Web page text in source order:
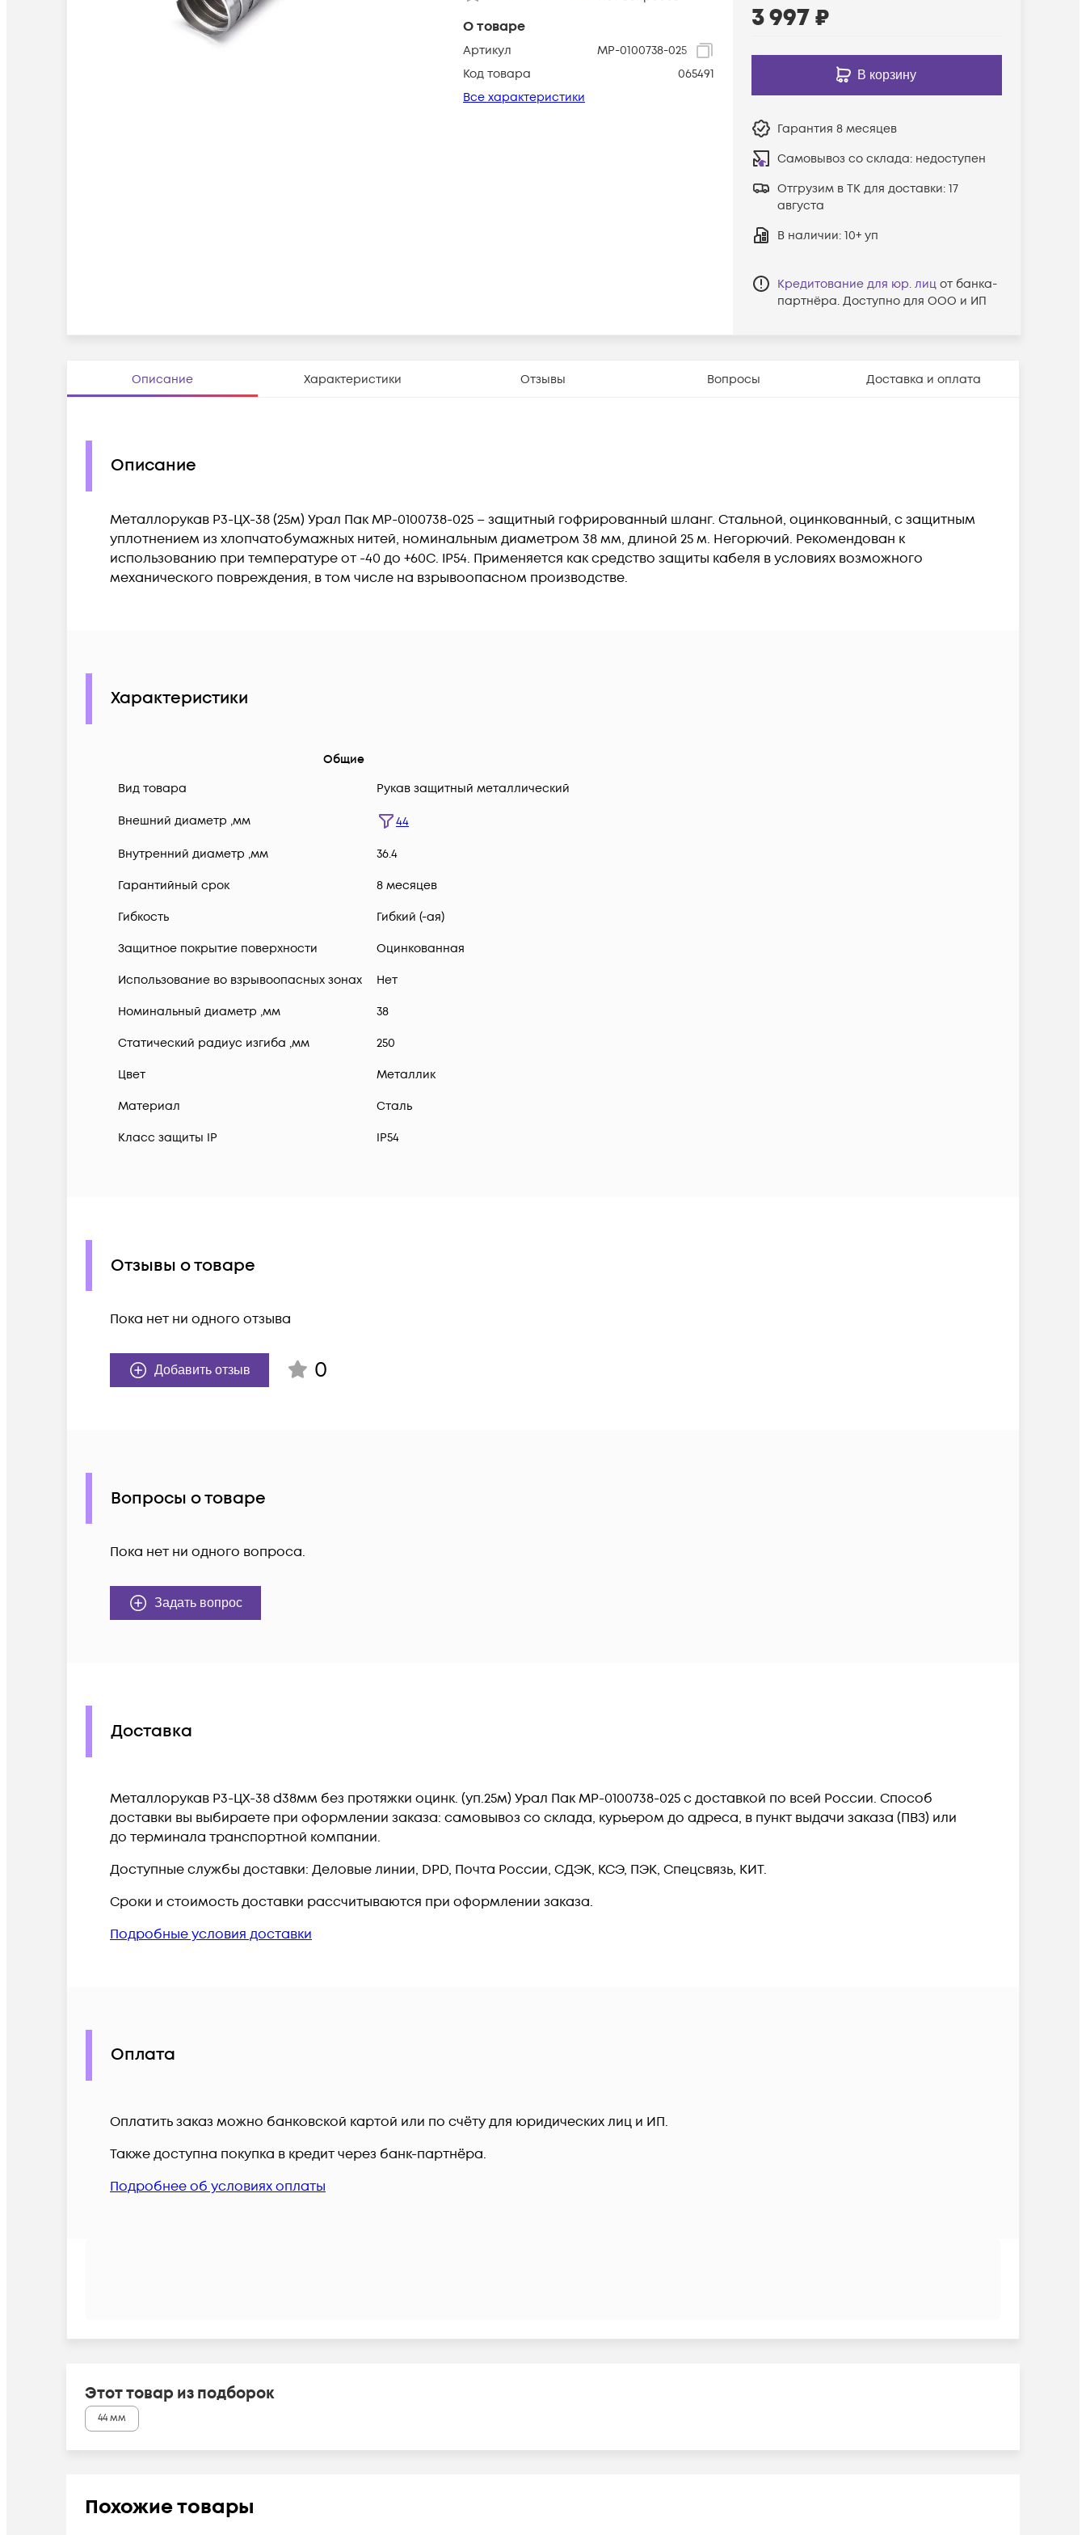
О товаре
Артикул
МР-0100738-025
Код товара
065491
Все характеристики
3 997₽
В корзину
Гарантия 8 месяцев
Самовывоз со склада: недоступен
Отгрузим в ТК для доставки: 17
августа
В наличии: 10+ уп
Кредитование для юр. лиц от банка-
партнёра. Доступно для ООО и ИП
Описание Характеристики Отзывы Вопросы Доставка и оплата
Описание
Металлорукав Р3-ЦХ-38 (25м) Урал Пак МР-0100738-025 – защитный гофрированный шланг. Стальной, оцинкованный, с защитным
уплотнением из хлопчатобумажных нитей, номинальным диаметром 38 мм, длиной 25 м. Негорючий. Рекомендован к
использованию при температуре от -40 до +60С. IP54. Применяется как средство защиты кабеля в условиях возможного
механического повреждения, в том числе на взрывоопасном производстве.
Характеристики
Общие
Вид товара
Рукав защитный металлический
Внешний диаметр ,мм 44
Внутренний диаметр ,мм 36.4
Гарантийный срок 8 месяцев
Гибкость Гибкий (-ая)
Защитное покрытие поверхности Оцинкованная
Использование во взрывоопасных зонах Нет
Номинальный диаметр ,мм 38
Статический радиус изгиба ,мм 250
Цвет Металлик
Материал Сталь
Класс защиты IP IP54
Отзывы о товаре
Пока нет ни одного отзыва
Добавить отзыв 0
Вопросы о товаре
Пока нет ни одного вопроса.
Задать вопрос
Доставка
Металлорукав Р3-ЦХ-38 d38мм без протяжки оцинк. (уп.25м) Урал Пак МР-0100738-025 c доставкой по всей России. Способ
доставки вы выбираете при оформлении заказа: самовывоз со склада, курьером до адреса, в пункт выдачи заказа (ПВЗ) или
до терминала транспортной компании.
Доступные службы доставки: Деловые линии, DPD, Почта России, СДЭК, КСЭ, ПЭК, Спецсвязь, КИТ.
Сроки и стоимость доставки рассчитываются при оформлении заказа.
Подробные условия доставки
Оплата
Оплатить заказ можно банковской картой или по счёту для юридических лиц и ИП.
Также доступна покупка в кредит через банк-партнёра.
Подробнее об условиях оплаты
Этот товар из подборок
44 мм
Похожие товары